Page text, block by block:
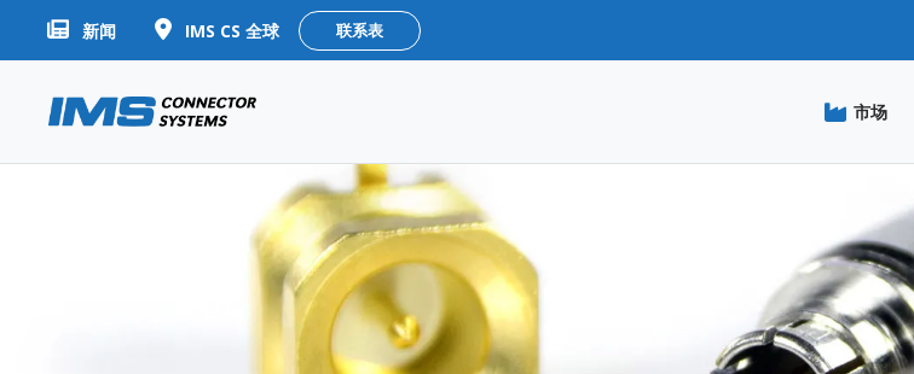
主
内
新闻 IMS CS 全球 联系表
市场